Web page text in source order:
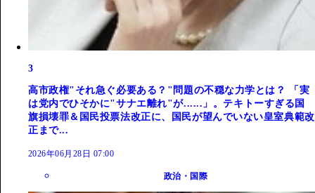
3
高市政権"それ急ぐ必要ある？"問題の不穏な力学とは？ 「実
は党内でひそかに"サナエ離れ"が......」。テキトーすぎる国
旗損壊罪＆国民投票法改正に、国民が望んでいない皇室典範改
正まで...
2026年06月28日 07:00
政治・国際